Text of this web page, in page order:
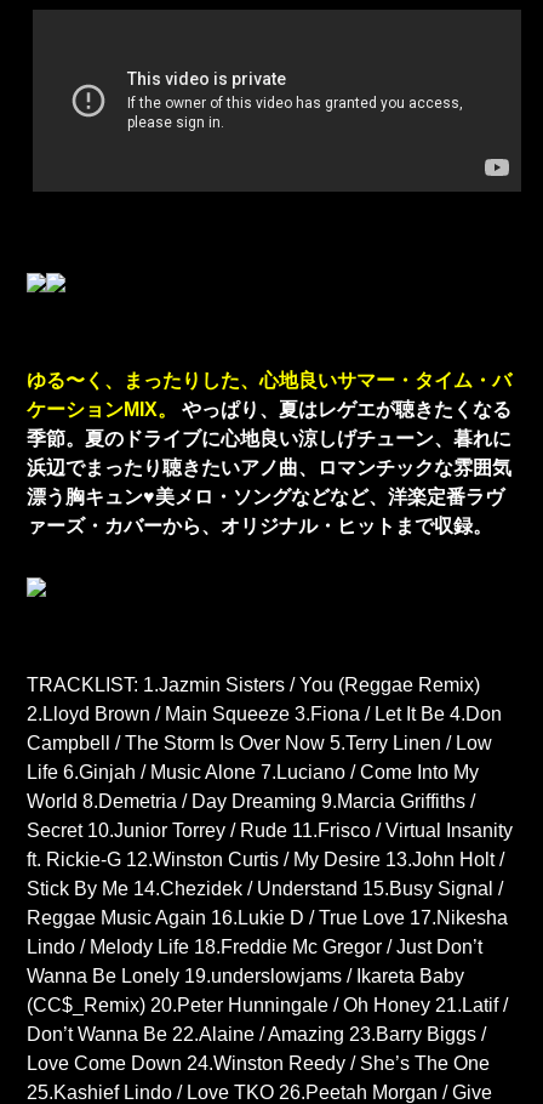
ゆる〜く、まったりした、心地良いサマー・タイム・バ
ケーションMIX。
やっぱり、夏はレゲエが聴きたくなる
季節。夏のドライブに心地良い涼しげチューン、暮れに
浜辺でまったり聴きたいアノ曲、ロマンチックな雰囲気
漂う胸キュン♥美メロ・ソングなどなど、洋楽定番ラヴ
ァーズ・カバーから、オリジナル・ヒットまで収録。
TRACKLIST: 1.Jazmin Sisters / You (Reggae Remix)
2.Lloyd Brown / Main Squeeze 3.Fiona / Let It Be 4.Don
Campbell / The Storm Is Over Now 5.Terry Linen / Low
Life 6.Ginjah / Music Alone 7.Luciano / Come Into My
World 8.Demetria / Day Dreaming 9.Marcia Griffiths /
Secret 10.Junior Torrey / Rude 11.Frisco / Virtual Insanity
ft. Rickie-G 12.Winston Curtis / My Desire 13.John Holt /
Stick By Me 14.Chezidek / Understand 15.Busy Signal /
Reggae Music Again 16.Lukie D / True Love 17.Nikesha
Lindo / Melody Life 18.Freddie Mc Gregor / Just Don’t
Wanna Be Lonely 19.underslowjams / Ikareta Baby
(CC$_Remix) 20.Peter Hunningale / Oh Honey 21.Latif /
Don’t Wanna Be 22.Alaine / Amazing 23.Barry Biggs /
Love Come Down 24.Winston Reedy / She’s The One
25.Kashief Lindo / Love TKO 26.Peetah Morgan / Give